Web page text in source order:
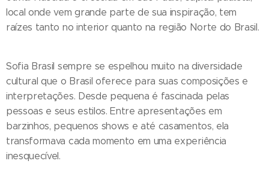
local onde vem grande parte de sua inspiração, tem
raízes tanto no interior quanto na região Norte do Brasil.
Sofia Brasil sempre se espelhou muito na diversidade
cultural que o Brasil oferece para suas composições e
interpretações. Desde pequena é fascinada pelas
pessoas e seus estilos. Entre apresentações em
barzinhos, pequenos shows e até casamentos, ela
transformava cada momento em uma experiência
inesquecível.